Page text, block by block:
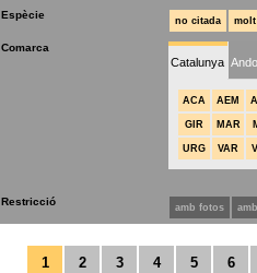
Espècie
no citada
Comarca
Catalunya
ACA AEM
GIR MAR
URG VAR
Restricció amb fotos
1 2 3 4 5 6